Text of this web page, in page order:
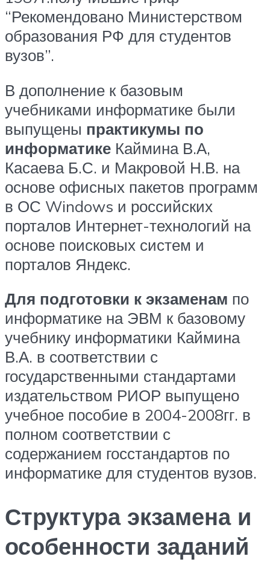
“Рекомендовано Министерством
образования РФ для студентов
вузов”.
В дополнение к базовым
учебниками информатике были
выпущены практикумы по
информатике Каймина В.А,
Касаева Б.С. и Макровой Н.В. на
основе офисных пакетов программ
в ОС Windows и российских
порталов Интернет-технологий на
основе поисковых систем и
порталов Яндекс.
Для подготовки к экзаменам по
информатике на ЭВМ к базовому
учебнику информатики Каймина
В.А. в соответствии с
государственными стандартами
издательством РИОР выпущено
учебное пособие в 2004-2008гг. в
полном соответствии с
содержанием госстандартов по
информатике для студентов вузов.
Структура экзамена и
особенности заданий